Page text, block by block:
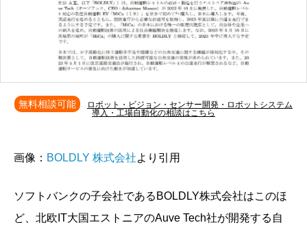
無料相談可能
ロボット・ビジョン・センサー開発・ロボットシステム
導入・工場自動化の相談はこちら
画像： BOLDLY 株式会社より引用
ソフトバンクの子会社であるBOLDLY株式会社はこのほ
ど、北欧IT大国エストニアのAuve Tech社が開発する自